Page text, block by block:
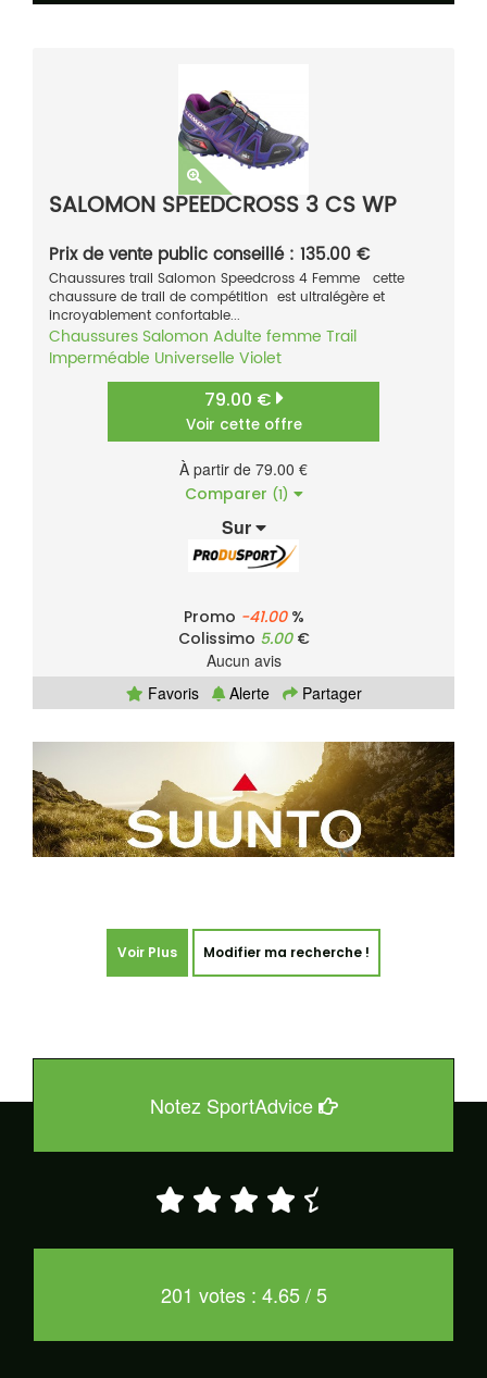
SALOMON SPEEDCROSS 3 CS WP
Prix de vente public conseillé : 135.00 €
Chaussures trail Salomon Speedcross 4 Femme cette
chaussure de trail de compétition est ultralégère et
incroyablement confortable...
Chaussures Salomon Adulte femme Trail
Imperméable Universelle Violet
79.00 €
Voir cette offre
À partir de 79.00 €
Comparer (1)
Sur
Promo -41.00%
Colissimo 5.00€
Aucun avis
Favoris
Alerte Partager
Voir Plus Modifier ma recherche !
Notez SportAdvice
201 votes : 4.65 / 5